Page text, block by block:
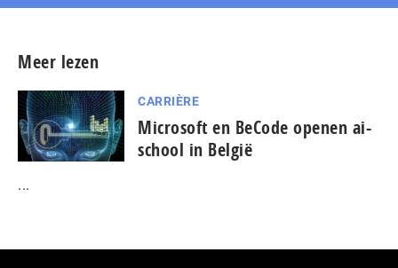
Meer lezen
CARRIÈRE
Microsoft en BeCode openen ai-
school in België
...